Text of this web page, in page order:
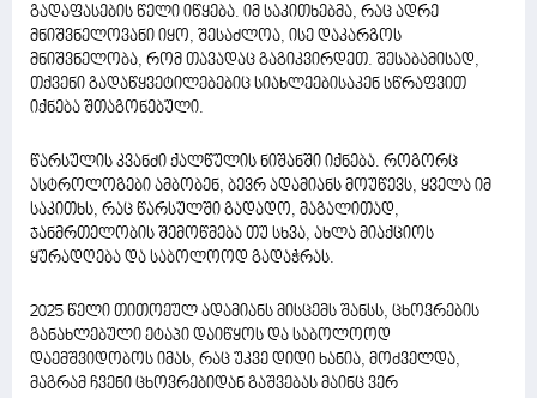
გადაფასების წელი იწყება. იმ საკითხებმა, რაც ადრე
მნიშვნელოვანი იყო, შესაძლოა, ისე დაკარგოს
მნიშვნელობა, რომ თავადაც გაგიკვირდეთ. შესაბამისად,
თქვენი გადაწყვეტილებებიც სიახლეებისაკენ სწრაფვით
იქნება შთაგონებული.
წარსულის კვანძი ქალწულის ნიშანში იქნება. როგორც
ასტროლოგები ამბობენ, ბევრ ადამიანს მოუწევს, ყველა იმ
საკითხს, რაც წარსულში გადადო, მაგალითად,
ჯანმრთელობის შემოწმება თუ სხვა, ახლა მიაქციოს
ყურადღება და საბოლოოდ გადაჭრას.
2025 წელი თითოეულ ადამიანს მისცემს შანსს, ცხოვრების
განახლებული ეტაპი დაიწყოს და საბოლოოდ
დაემშვიდობოს იმას, რაც უკვე დიდი ხანია, მოძველდა,
მაგრამ ჩვენი ცხოვრებიდან გაშვებას მაინც ვერ